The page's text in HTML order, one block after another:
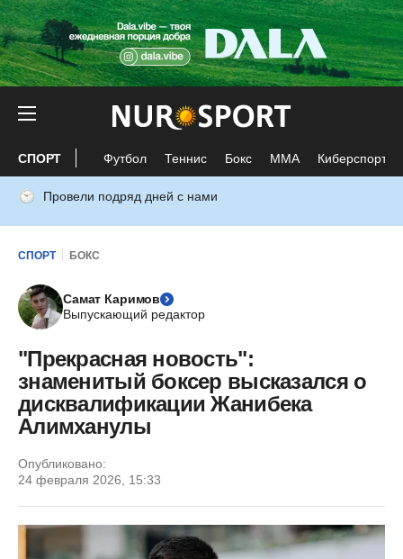
СПОРТ Футбол Теннис Бокс ММА Киберспорт
Провели подряд дней с нами
СПОРТ БОКС
Самат Каримов
Выпускающий редактор
"Прекрасная новость":
знаменитый боксер высказался о
дисквалификации Жанибека
Алимханулы
Опубликовано:
24 февраля 2026, 15:33